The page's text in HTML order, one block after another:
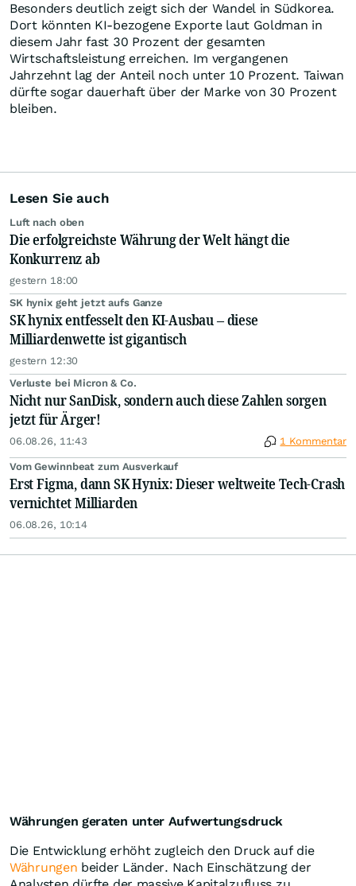
Besonders deutlich zeigt sich der Wandel in Südkorea.
Dort könnten KI-bezogene Exporte laut Goldman in
diesem Jahr fast 30 Prozent der gesamten
Wirtschaftsleistung erreichen. Im vergangenen
Jahrzehnt lag der Anteil noch unter 10 Prozent. Taiwan
dürfte sogar dauerhaft über der Marke von 30 Prozent
bleiben.
Lesen Sie auch
Luft nach oben
Die erfolgreichste Währung der Welt hängt die
Konkurrenz ab
gestern 18:00
SK hynix geht jetzt aufs Ganze
SK hynix entfesselt den KI-Ausbau – diese
Milliardenwette ist gigantisch
gestern 12:30
Verluste bei Micron & Co.
Nicht nur SanDisk, sondern auch diese Zahlen sorgen
jetzt für Ärger!
06.08.26, 11:43 1 Kommentar
Vom Gewinnbeat zum Ausverkauf
Erst Figma, dann SK Hynix: Dieser weltweite Tech-Crash
vernichtet Milliarden
06.08.26, 10:14
Währungen geraten unter Aufwertungsdruck
Die Entwicklung erhöht zugleich den Druck auf die
Währungen beider Länder. Nach Einschätzung der